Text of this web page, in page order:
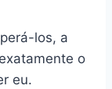
los, a
o
eu.